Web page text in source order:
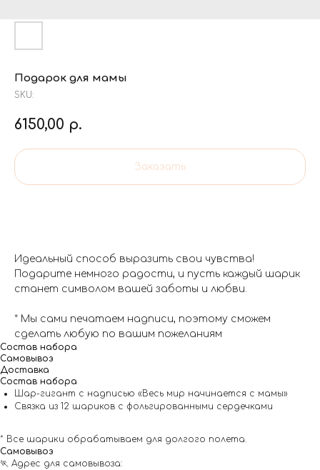
Подарок для мамы
SKU:
6150,00 р.
Заказать
Идеальный способ выразить свои чувства!
Подарите немного радости, и пусть каждый шарик
станет символом вашей заботы и любви.
* Мы сами печатаем надписи, поэтому сможем
сделать любую по вашим пожеланиям
Состав набора
Самовывоз
Доставка
Состав набора
Шар-гигант с надписью «Весь мир начинается с мамы»
Связка из 12 шариков с фольгированными сердечками
* Все шарики обрабатываем для долгого полета.
Самовывоз
🏃 Адрес для самовывоза: